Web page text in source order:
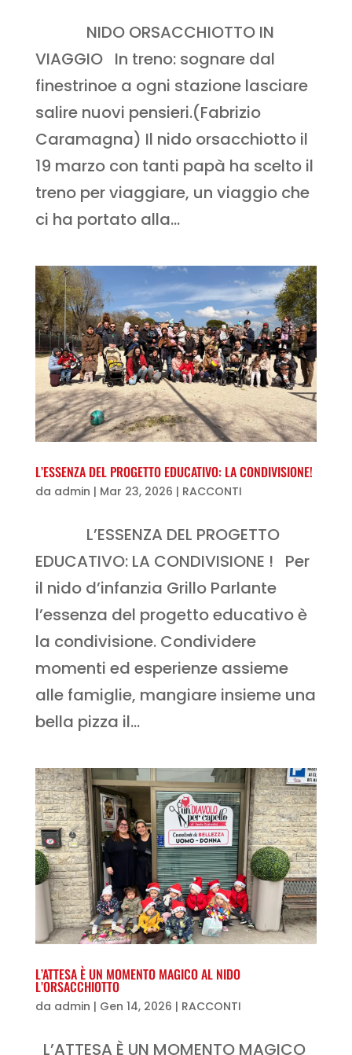
NIDO ORSACCHIOTTO IN
VIAGGIO In treno: sognare dal
finestrinoe a ogni stazione lasciare
salire nuovi pensieri.(Fabrizio
Caramagna) Il nido orsacchiotto il
19 marzo con tanti papà ha scelto il
treno per viaggiare, un viaggio che
ci ha portato alla...
L’ESSENZA DEL PROGETTO EDUCATIVO: LA CONDIVISIONE!
da admin | Mar 23, 2026 | RACCONTI
L’ESSENZA DEL PROGETTO
EDUCATIVO: LA CONDIVISIONE ! Per
il nido d’infanzia Grillo Parlante
l’essenza del progetto educativo è
la condivisione. Condividere
momenti ed esperienze assieme
alle famiglie, mangiare insieme una
bella pizza il...
L’ATTESA È UN MOMENTO MAGICO AL NIDO
L’ORSACCHIOTTO
da admin | Gen 14, 2026 | RACCONTI
L’ATTESA È UN MOMENTO MAGICO